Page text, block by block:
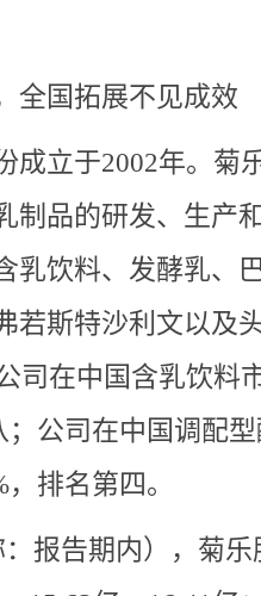
全国拓展不见成效
成立于2002年。菊
制品的研发、生产
乳饮料、发酵乳、
若斯特沙利文以及
司在中国含乳饮料
；公司在中国调配
排名第四。
报告期内），菊乐